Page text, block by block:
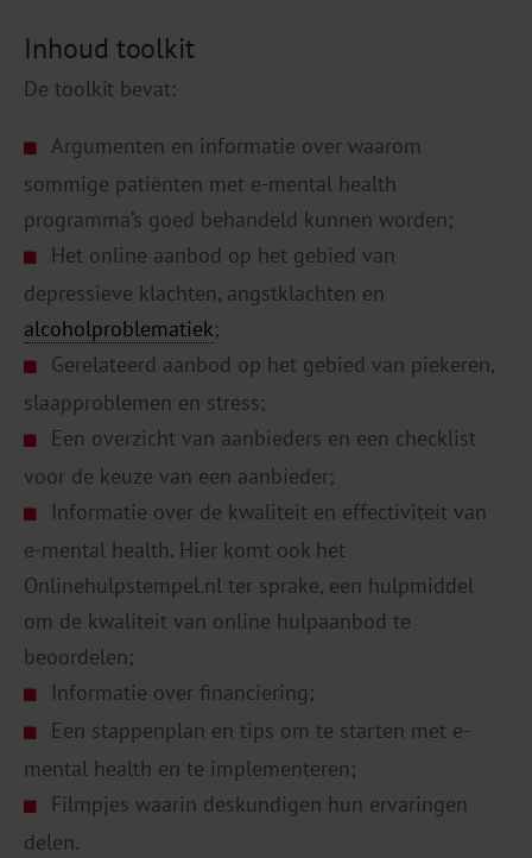
Inhoud toolkit
De toolkit bevat:
Argumenten en informatie over waarom
sommige patiënten met e-mental health
programma’s goed behandeld kunnen worden;
Het online aanbod op het gebied van
depressieve klachten, angstklachten en
alcoholproblematiek;
Gerelateerd aanbod op het gebied van piekeren,
slaapproblemen en stress;
Een overzicht van aanbieders en een checklist
voor de keuze van een aanbieder;
Informatie over de kwaliteit en effectiviteit van
e-mental health. Hier komt ook het
Onlinehulpstempel.nl ter sprake, een hulpmiddel
om de kwaliteit van online hulpaanbod te
beoordelen;
Informatie over financiering;
Een stappenplan en tips om te starten met e-
mental health en te implementeren;
Filmpjes waarin deskundigen hun ervaringen
delen.